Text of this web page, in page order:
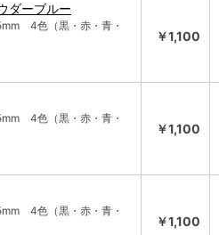
ーブルー
4色（黒・赤・青・
￥1,100
4色（黒・赤・青・
￥1,100
4色（黒・赤・青・
￥1,100